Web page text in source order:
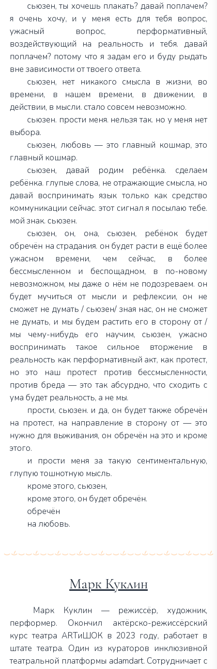
сьюзен, ты хочешь плакать? давай поплачем?
я очень хочу, и у меня есть для тебя вопрос,
ужасный вопрос, перформативный,
воздействующий на реальность и тебя. давай
поплачем? потому что я задам его и буду рыдать
вне зависимости от твоего ответа.
сьюзен, нет никакого смысла в жизни, во
времени, в нашем времени, в движении, в
действии, в мысли. стало совсем невозможно.
сьюзен. прости меня. нельзя так. но у меня нет
выбора.
сьюзен, любовь — это главный кошмар, это
главный кошмар.
сьюзен, давай родим ребёнка. сделаем
ребёнка. глупые слова, не отражающие смысла, но
давай воспринимать язык только как средство
коммуникации сейчас. этот сигнал я посылаю тебе.
мой знак. сьюзен.
сьюзен, он, она, сьюзен, ребёнок будет
обречён на страдания. он будет расти в ещё более
ужасном времени, чем сейчас, в более
бессмысленном и беспощадном, в по-новому
невозможном, мы даже о нём не подозреваем. он
будет мучиться от мысли и рефлексии, он не
сможет не думать / сьюзен/ зная нас, он не сможет
не думать, и мы будем растить его в сторону от /
мы чему-нибудь его научим, сьюзен, ужасно
воспринимать такое сильное вторжение в
реальность как перформативный акт, как протест,
но это наш протест против бессмысленности,
против бреда — это так абсурдно, что сходить с
ума будет реальность, а не мы.
прости, сьюзен. и да, он будет также обречён
на протест, на направление в сторону от — это
нужно для выживания, он обречён на это и кроме
этого.
и прости меня за такую сентиментальную,
глупую тошнотную мысль.
кроме этого, сьюзен,
кроме этого, он будет обречён.
обречён
на любовь.
Марк Куклин
Марк Куклин — режиссёр, художник,
перформер. Окончил актёрско-режиссёрский
курс театра ARTиШОК в 2023 году, работает в
штате театра. Один из кураторов инклюзивной
театральной платформы adamdart. Сотрудничает с